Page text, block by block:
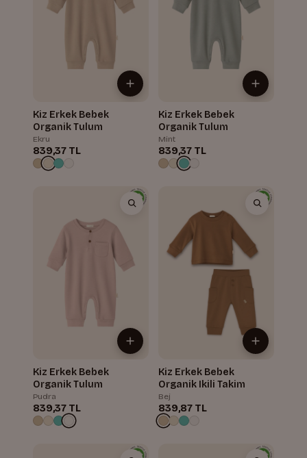
Kiz Erkek Bebek
Organik Tulum
Ekru
839,37 TL
Kiz Erkek Bebek
Organik Tulum
Mint
839,37 TL
Kiz Erkek Bebek
Organik Tulum
Pudra
839,37 TL
Kiz Erkek Bebek
Organik Ikili Takim
Bej
839,87 TL